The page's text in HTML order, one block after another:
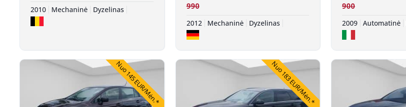
2010 Mechaninė Dyzelinas
990
2012 Mechaninė Dyzelinas
900
2009 Automatinė
Nuo 145 EUR/Mėn.* Nuo 183 EUR/Mėn.*